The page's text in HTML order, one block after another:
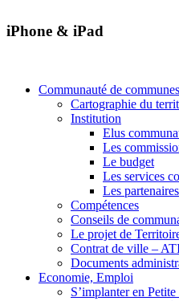
iPhone & iPad
Communauté de communes
Cartographie du
Institution
Elus
Les
Le budget
Les services
Les partenaires
Compétences
Conseils de
Le projet de
Contrat de ville –
Documents
Economie, Emploi
S’implanter en